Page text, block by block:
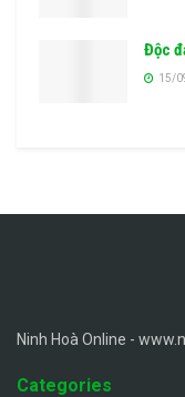
Độc
15/
Ninh Hoà Online -
Categories